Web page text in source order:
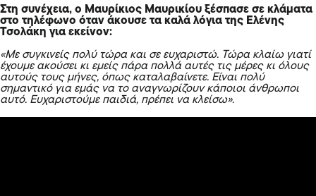
Στη συνέχεια, ο Μαυρίκιος Μαυρικίου ξέσπασε σε κλάματα
στο τηλέφωνο όταν άκουσε τα καλά λόγια της Ελένης
Τσολάκη για εκείνον:
«Με συγκινείς πολύ τώρα και σε ευχαριστώ. Τώρα κλαίω γιατί
έχουμε ακούσει κι εμείς πάρα πολλά αυτές τις μέρες κι όλους
αυτούς τους μήνες, όπως καταλαβαίνετε. Είναι πολύ
σημαντικό για εμάς να το αναγνωρίζουν κάποιοι άνθρωποι
αυτό. Ευχαριστούμε παιδιά, πρέπει να κλείσω».